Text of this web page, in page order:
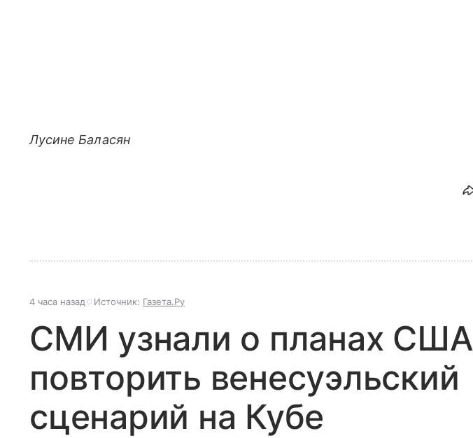
Лусине Баласян
4 часа назад Источник: Газета.Ру
СМИ узнали о планах США
повторить венесуэльский
сценарий на Кубе